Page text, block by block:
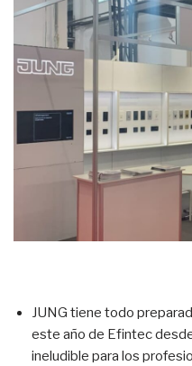
JUNG tiene todo
este año de Efintec
ineludible para los